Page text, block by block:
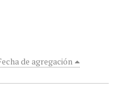
de agregación